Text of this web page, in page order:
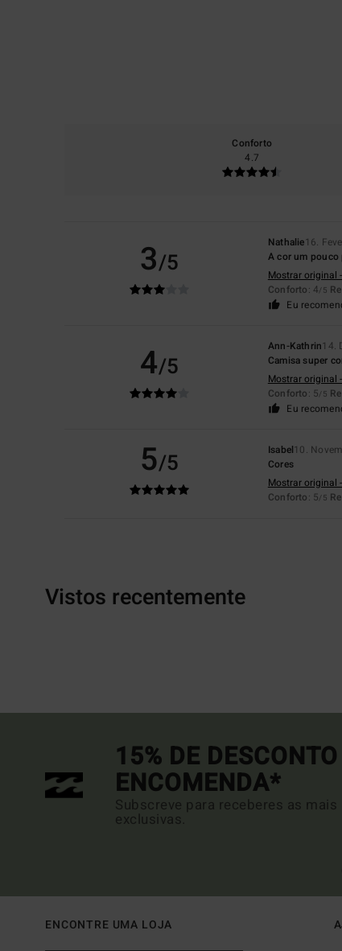
Conforto
4.7
3/5
Nathalie16.
A cor um pouco
Mostrar original
Conforto: 4/5
Eu
4/5
Ann-Kathrin14.
Camisa super
Mostrar original
Conforto: 5/5
Eu
5/5 Isabel10.
Cores
Mostrar original
Conforto: 5/5
Vistos recentemente
15% DE
ENCOMENDA*
Subscreve para receberes as
exclusivas.
ENCONTRE UMA LOJA